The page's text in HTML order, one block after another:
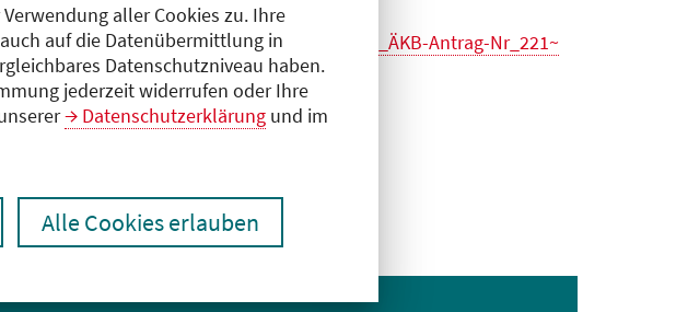
aller Cookies zu. Ihre
auf die Datenübermittlung in
Datenschutzniveau haben.
jederzeit widerrufen oder Ihre
Datenschutzerklärung und im
Alle Cookies erlauben
Grundkurs
Antrag-Nr_221~